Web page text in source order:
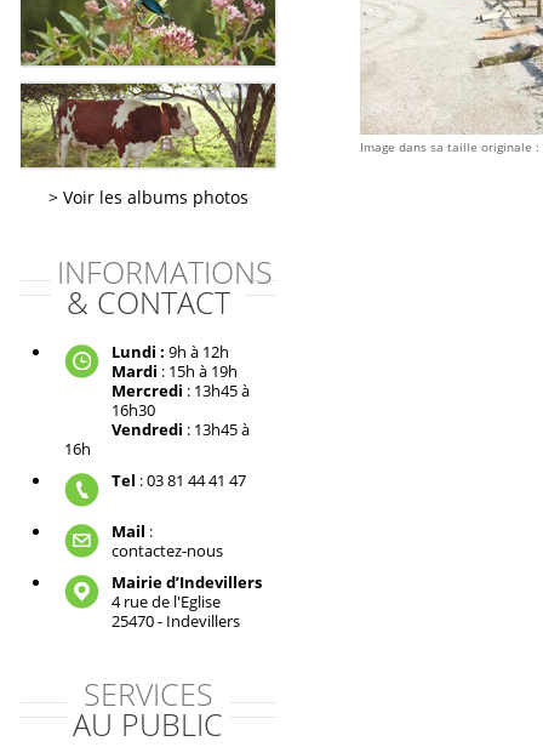
Voir les albums photos
INFORMATIONS
& CONTACT
Lundi : 9h à 12h
Mardi : 15h à 19h
Mercredi : 13h45 à
16h30
Vendredi : 13h45 à
16h
Tel : 03 81 44 41 47
Mail :
contactez-nous
Mairie d’Indevillers
4 rue de l'Eglise
25470 - Indevillers
SERVICES
AU PUBLIC
Image dans sa taille originale :